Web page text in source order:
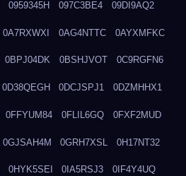
0959345H 097C3BE4 09DI9AQ2
0A7RXWXI 0AG4NTTC 0AYXMFKC
0BPJ04DK 0BSHJVOT 0C9RGFN6
0D38QEGH 0DCJSPJ1 0DZMHHX1
0FFYUM84 0FLIL6GQ 0FXF2MUD
0GJSAH4M 0GRH7XSL 0H17NT32
0HYK5SEI 0IA5RSJ3 0IF4Y4UQ